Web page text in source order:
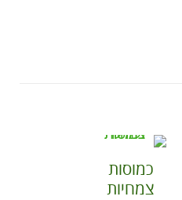
כמוסות
צמחיות